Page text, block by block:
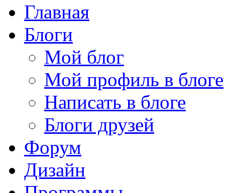
Главная
Блоги
Мой блог
Мой профиль в блоге
Написать в блоге
Блоги друзей
Форум
Дизайн